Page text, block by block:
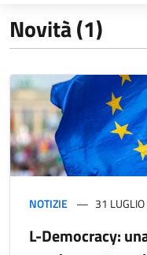
Novità (1)
NOTIZIE 31
L-Democracy: